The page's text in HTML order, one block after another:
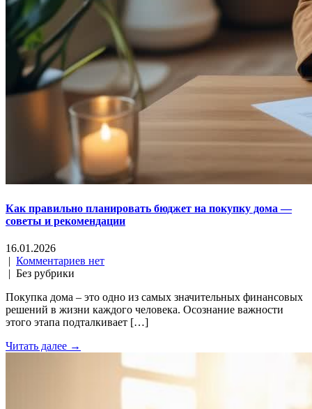
Как правильно планировать бюджет на покупку дома —
советы и рекомендации
16.01.2026
| Комментариев нет
| Без рубрики
Покупка дома – это одно из самых значительных финансовых
решений в жизни каждого человека. Осознание важности
этого этапа подталкивает […]
Читать далее →